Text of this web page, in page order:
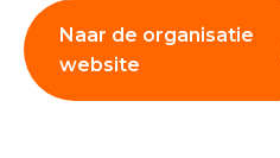
Nieuws
Naar de organisatie
website